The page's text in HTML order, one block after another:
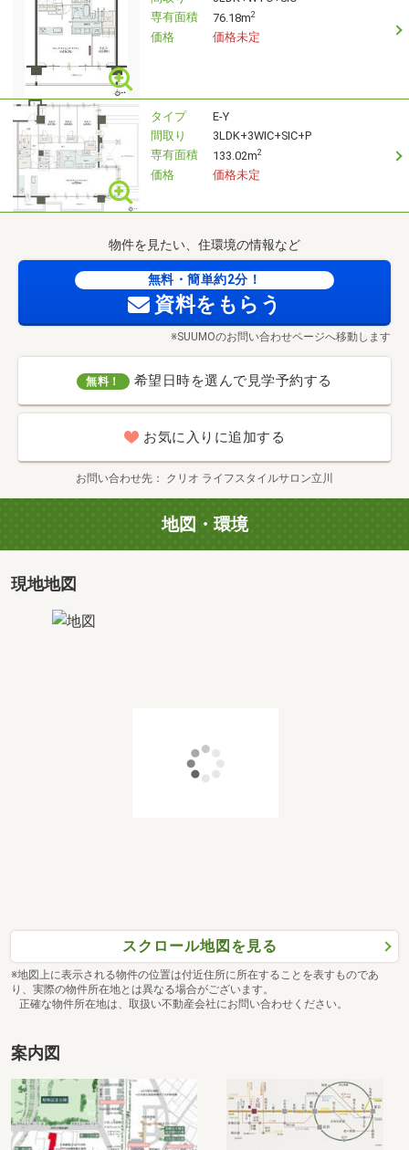
専有面積
76.18m2
価格 価格未定
タイプ
E-Y
間取り
3LDK+3WIC+SIC+P
専有面積
133.02m2
価格 価格未定
物件を見たい、住環境の情報など
無料・簡単約2分！
資料をもらう
※SUUMOのお問い合わせページへ移動します
無料！ 希望日時を選んで見学予約する
お気に入りに追加する
お問い合わせ先 クリオ ライフスタイルサロン立川
地図・環境
現地地図
スクロール地図を見る
※地図上に表示される物件の位置は付近住所に所在することを表すものであ
り、実際の物件所在地とは異なる場合がございます。
正確な物件所在地は、取扱い不動産会社にお問い合わせください。
案内図